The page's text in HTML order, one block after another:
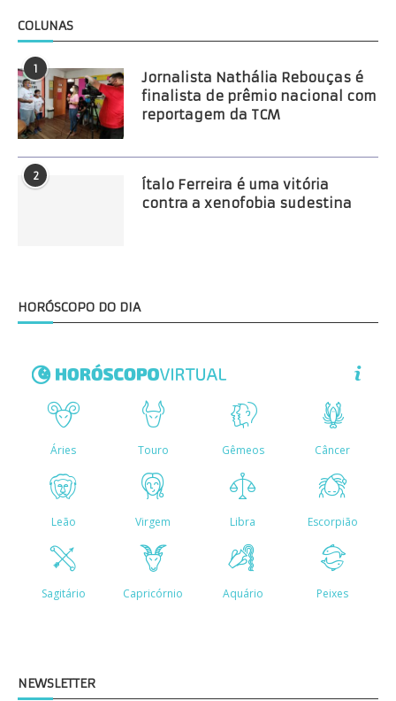
COLUNAS
1
Jornalista Nathália Rebouças é
finalista de prêmio nacional com
reportagem da TCM
2
Ítalo Ferreira é uma vitória
contra a xenofobia sudestina
HORÓSCOPO DO DIA
NEWSLETTER